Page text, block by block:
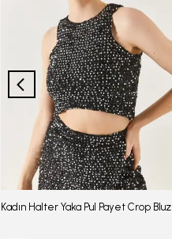
Kadın Halter Yaka Pul Payet Crop Bluz